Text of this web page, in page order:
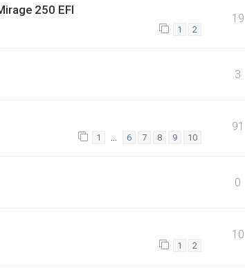
250 EFI
1 2
19
3
1 6 7 8 9 10
91
0
1 2
10